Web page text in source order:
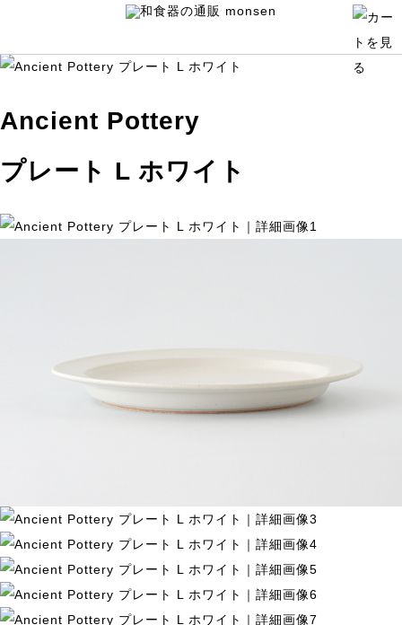
Ancient Pottery
プレート L ホワイト